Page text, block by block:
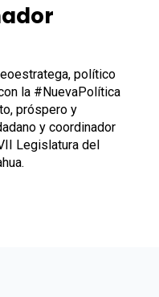
político
la #NuevaPolítica
próspero y
y coordinador
Legislatura del